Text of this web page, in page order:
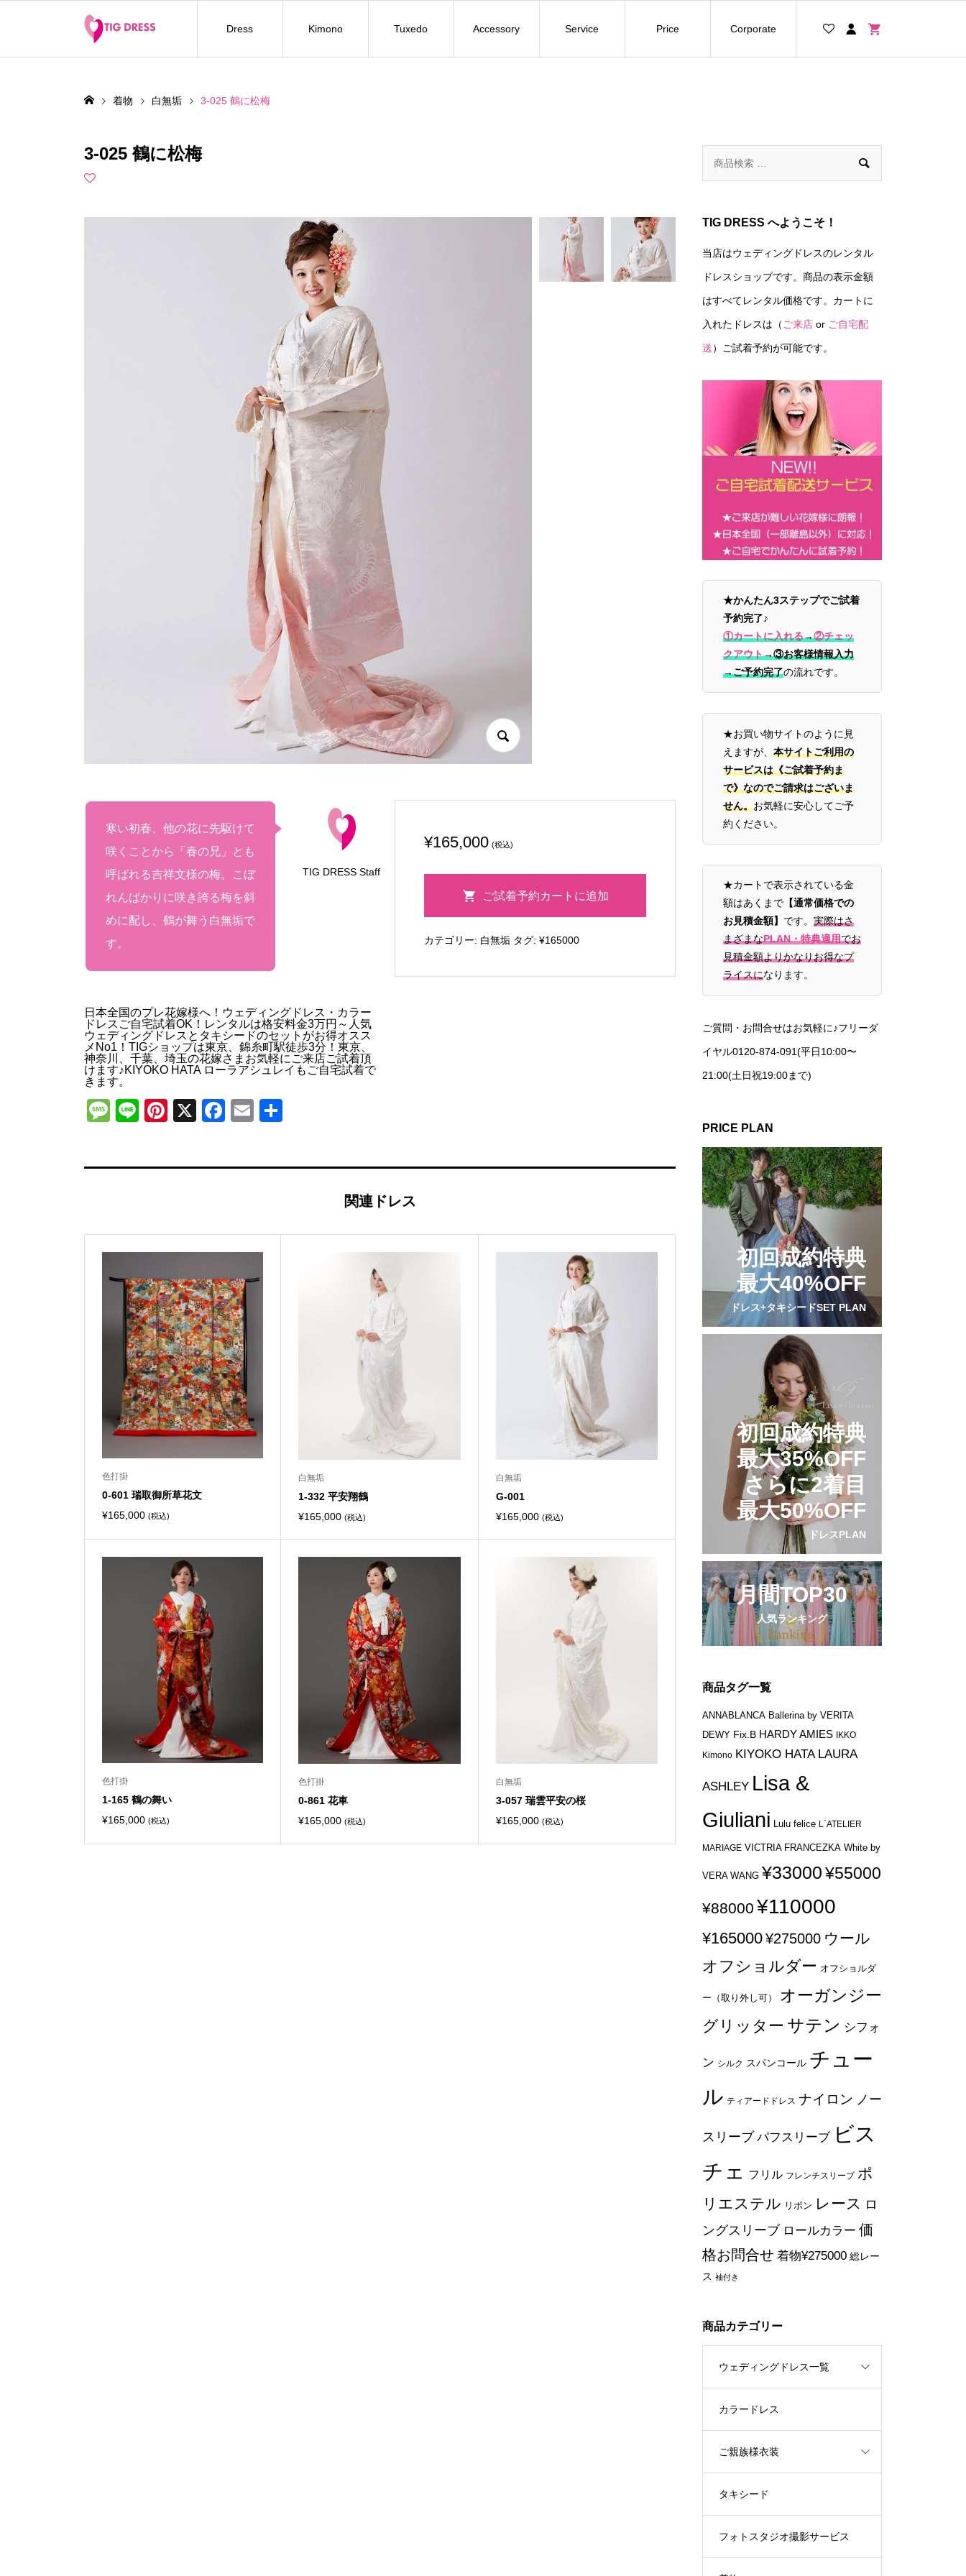
Dress Kimono Tuxedo Accessory Service Price Corporate
着物 白無垢 3-025 鶴に松梅
3-025 鶴に松梅
TIG DRESS Staff
寒い初春、他の花に先駆けて
咲くことから「春の兄」とも
呼ばれる吉祥文様の梅。こぼ
れんばかりに咲き誇る梅を斜
めに配し、鶴が舞う白無垢で
す。
日本全国のプレ花嫁様へ！ウェディングドレス・カラー
ドレスご自宅試着OK！レンタルは格安料金3万円～人気
ウェディングドレスとタキシードのセットがお得オスス
メNo1！TIGショップは東京、錦糸町駅徒歩3分！東京、
神奈川、千葉、埼玉の花嫁さまお気軽にご来店ご試着頂
けます♪KIYOKO HATA ローラアシュレイもご自宅試着で
きます。
Message
LinePinterest
X Facebook
Email
¥165,000 (税込)
に
ご試着予約カートに追加
カテゴリー: 白無垢 タグ:¥165000
関連ドレス
色打掛
0-601 瑞取御所草花文
¥165,000 (税込)
白無垢
1-332 平安翔鶴
¥165,000 (税込)
白無垢
G-001
¥165,000 (税込)
色打掛
1-165 鶴の舞い
¥165,000 (税込)
色打掛
0-861 花車
¥165,000 (税込)
白無垢
3-057 瑞雲平安の桜
¥165,000 (税込)

TIG DRESS へようこそ！
当店はウェディングドレスのレンタル
ドレスショップです。商品の表示金額
はすべてレンタル価格です。カートに
入れたドレスは（ ご来店 or ご自宅配
送）ご試着予約が可能です。
★かんたん3ステップでご試着
予約完了♪
①カートに入れる→②チェッ
クアウト→③お客様情報入力
→ご予約完了の流れです。
★お買い物サイトのように見
えますが、 本サイトご利用の
サービスは《ご試着予約ま
で》なのでご請求はございま
せん。お気軽に安心してご予
約ください。
★カートで表示されている金
額はあくまで 【通常価格での
お見積金額】 です。 実際はさ
まざまなPLAN・特典適用でお
見積金額よりかなりお得なプ
ライスになります。
ご質問・お問合せはお気軽に♪フリーダ
イヤル0120-874-091(平日10:00〜
21:00(土日祝19:00まで)
PRICE PLAN
初回成約特典
最大40%OFF
ドレス+タキシードSET PLAN
初回成約特典
最大35%OFF
さらに2着目
最大50%OFF
ドレスPLAN
月間TOP30
人気ランキング
商品タグ一覧
ANNABLANCA Ballerina by VERITA
DEWY Fix.B HARDY AMIES IKKO
Kimono KIYOKO HATA LAURA
ASHLEY Lisa &
Giuliani
Lulu felice L`ATELIER
MARIAGE VICTRIA FRANCEZKA White by
VERA WANG ¥33000¥55000
¥88000 ¥110000
¥165000¥275000 ウール
オフショルダー オフショルダ
ー（取り外し可） オーガンジー
グリッター サテン シフォ
ン シルク スパンコール チュー
ル ティアードドレス ナイロン ノー
スリーブ パフスリーブ ビス
チェ フリル フレンチスリーブ ポ
リエステル リボン レース ロ
ングスリーブ ロールカラー 価
格お問合せ 着物¥275000 総レー
ス 袖付き
商品カテゴリー
ウェディングドレス一覧
カラードレス
ご親族様衣装
タキシード
フォトスタジオ撮影サービス